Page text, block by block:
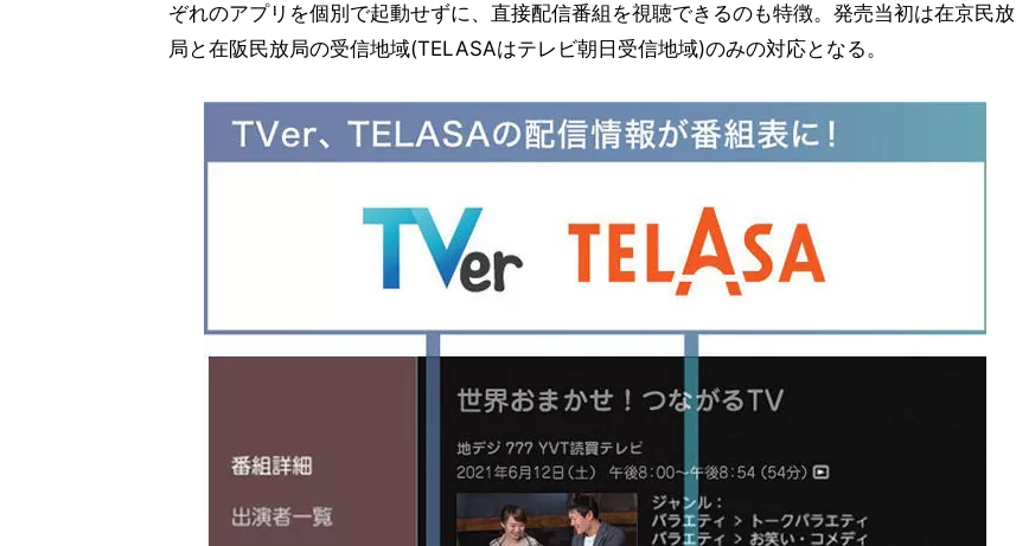
ぞれのアプリを個別で起動せずに、直接配信番組を視聴できるのも特徴。発売当初は在京民放
局と在阪民放局の受信地域(TELASAはテレビ朝日受信地域)のみの対応となる。